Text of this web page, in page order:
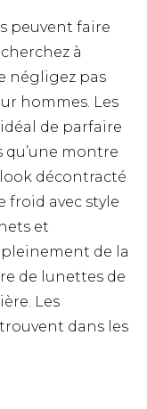
peuvent faire
à
négligez pas
hommes. Les
de parfaire
qu’une montre
décontracté
froid avec style
et
pleinement de la
de lunettes de
Les
dans les